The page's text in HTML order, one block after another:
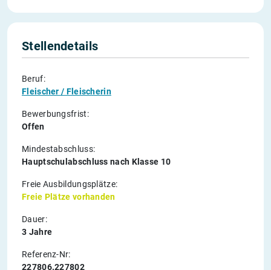
Stellendetails
Beruf:
Fleischer / Fleischerin
Bewerbungsfrist:
Offen
Mindestabschluss:
Hauptschulabschluss nach Klasse 10
Freie Ausbildungsplätze:
Freie Plätze vorhanden
Dauer:
3 Jahre
Referenz-Nr:
227806.227802